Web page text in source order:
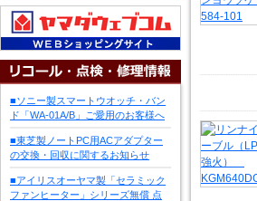
■ソニー製スマートウオッチ・バン
ド「WA-01A/B」ご愛用のお客様へ
■東芝製ノートPC用ACアダプター
の交換・回収に関するお知らせ
■アイリスオーヤマ製「セラミック
ファンヒーター」シリーズ無償 点